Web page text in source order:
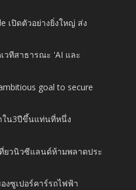
เปิดตัวอย่างยิ่งใหญ่ ส่ง
เวทีสาธารณะ 'AI และ
goal to secure
าใน3ปีขึ้นแท่นที่หนึ่ง
ยวนิวซีแลนด์ห้ามพลาดประ
งซูเปอร์คาร์รถไฟฟ้า